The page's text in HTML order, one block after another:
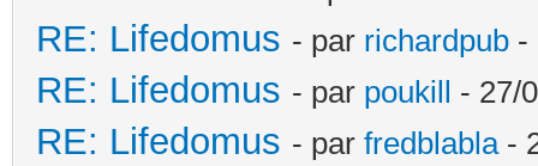
RE: Lifedomus - par richardpub -
RE: Lifedomus - par poukill - 27/
RE: Lifedomus - par fredblabla-